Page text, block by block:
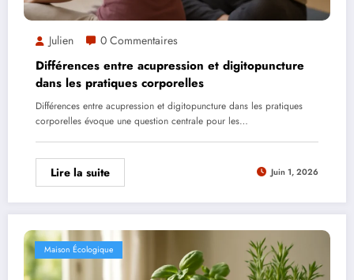
Julien 0 Commentaires
Différences entre acupression et digitopuncture
dans les pratiques corporelles
Différences entre acupression et digitopuncture dans les pratiques
corporelles évoque une question centrale pour les…
Lire la suite Juin 1, 2026
Maison Écologique